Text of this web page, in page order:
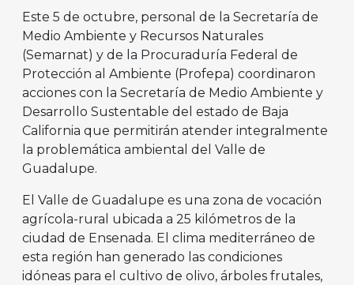
Este 5 de octubre, personal de la Secretaría de
Medio Ambiente y Recursos Naturales
(Semarnat) y de la Procuraduría Federal de
Protección al Ambiente (Profepa) coordinaron
acciones con la Secretaría de Medio Ambiente y
Desarrollo Sustentable del estado de Baja
California que permitirán atender integralmente
la problemática ambiental del Valle de
Guadalupe.
El Valle de Guadalupe es una zona de vocación
agrícola-rural ubicada a 25 kilómetros de la
ciudad de Ensenada. El clima mediterráneo de
esta región han generado las condiciones
idóneas para el cultivo de olivo, árboles frutales,